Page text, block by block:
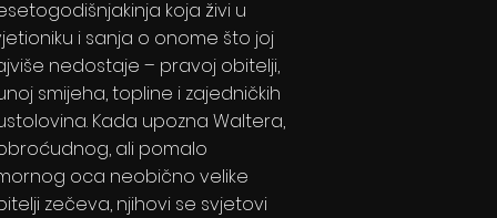
koja živi u
i sanja o onome što joj
nedostaje – pravoj obitelji,
smijeha, topline i zajedničkih
Kada upozna Waltera,
ali pomalo
oca neobično velike
zečeva, njihovi se svjetovi